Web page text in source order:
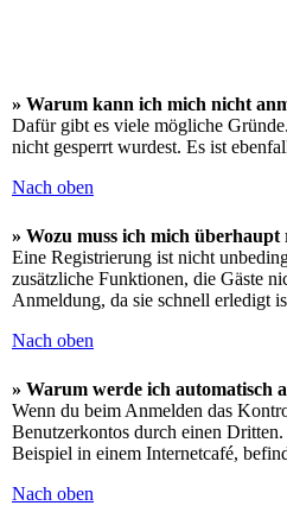
» Warum kann ich mich nicht
Dafür gibt es viele mögliche
nicht gesperrt wurdest. Es ist
Nach oben
» Wozu muss ich mich überhaupt
Eine Registrierung ist nicht
zusätzliche Funktionen, die Gäste
Anmeldung, da sie schnell erledigt
Nach oben
» Warum werde ich automatisch
Wenn du beim Anmelden das
Benutzerkontos durch einen
Beispiel in einem Internetcafé,
Nach oben